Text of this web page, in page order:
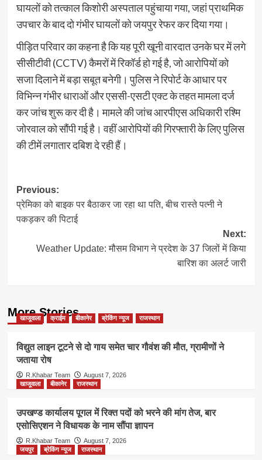
घायलों को तत्काल किशोरी अस्पताल पहुंचाया गया, जहां प्राथमिक
उपचार के बाद दो गंभीर घायलों को जयपुर रेफर कर दिया गया।
पीड़ित परिवार का कहना है कि यह पूरी खूनी वारदात उनके घर में लगे
सीसीटीवी (CCTV) कैमरों में रिकॉर्ड हो गई है, जो आरोपियों को
सजा दिलाने में बड़ा सबूत बनेगी। पुलिस ने रिपोर्ट के आधार पर
विभिन्न गंभीर धाराओं और एससी-एसटी एक्ट के तहत मामला दर्ज
कर जांच शुरू कर दी है। मामले की जांच आरपीएस अधिकारी रश्मि
जोरवाल को सौंपी गई है। वहीं आरोपियों की गिरफ्तारी के लिए पुलिस
की टीमें लगातार दबिश दे रही हैं।
Post
navigation
Previous:
प्रेमिका को बाइक पर बैठाकर जा रहा था पति, बीच रास्ते पत्नी ने
पकड़कर की पिटाई
Next:
Weather Update: मौसम विभाग ने प्रदेश के 37 जिलों में किया
बारिश का अलर्ट जारी
More Stories
खाजूवाला क्राईम बीकानेर ब्रेकिंग न्यूज राजस्थान
विद्युत लाइन टूटने से दो गाय समेत चार गौवंश की मौत, ग्रामीणों ने
जताया रोष
R.Khabar Team
August 7, 2026
खाजूवाला
बीकानेर राजस्थान
उपखण्ड कार्यालय पूगल में रिक्त पदों को भरने की मांग तेज, बार
एसोसिएशन ने विधायक के नाम सौंपा ज्ञापन
R.Khabar Team
August 7, 2026
जयपुर
ब्रेकिंग न्यूज राजस्थान